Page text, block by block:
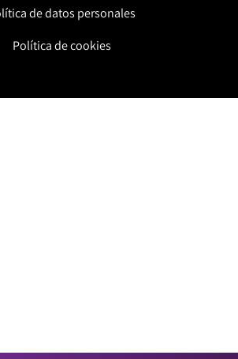
de datos personales
Política de cookies